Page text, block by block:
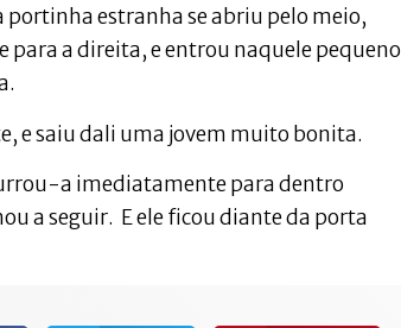
estranha se abriu pelo meio,
para a direita, e entrou naquele pequeno
e saiu dali uma jovem muito bonita.
a imediatamente para dentro
a seguir. E ele ficou diante da porta